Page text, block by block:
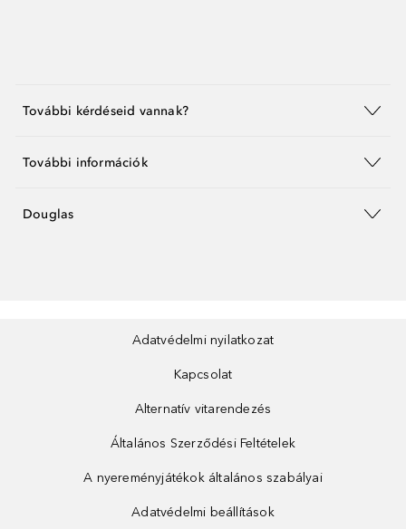
További kérdéseid vannak?
További információk
Douglas
Adatvédelmi nyilatkozat
Kapcsolat
Alternatív vitarendezés
Általános Szerződési Feltételek
A nyereményjátékok általános szabályai
Adatvédelmi beállítások